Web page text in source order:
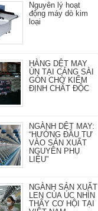
Nguyên lý hoạt
động máy dò kim
loại
HÀNG DỆT MAY
ÙN TẠI CẢNG SÀI
GÒN CHỜ KIỂM
ĐỊNH CHẤT ĐỘC
NGÀNH DỆT MAY:
“HƯỚNG ĐẦU TƯ
VÀO SẢN XUẤT
NGUYÊN PHỤ
LIỆU”
NGÀNH SẢN XUẤT
LEN CỦA ÚC NHÌN
THẤY CƠ HỘI TẠI